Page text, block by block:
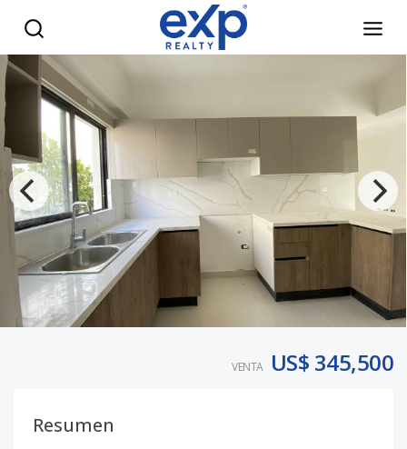
VENTA US$ 345,500
Resumen
Penthouse en venta en Los Prados - eXp Realty República